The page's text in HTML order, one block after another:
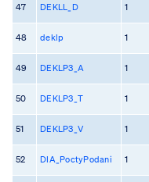
47 DEKLL_D 1
48 deklp 1
49 DEKLP3_A 1
50 DEKLP3_T 1
51 DEKLP3_V 1
52 DIA_PoctyPodani 1